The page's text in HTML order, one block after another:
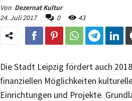
Von Dezernat Kultur
24. Juli 2017
0 43
Die Stadt Leipzig fördert auch
finanziellen Möglichkeiten
Einrichtungen und Projekte.